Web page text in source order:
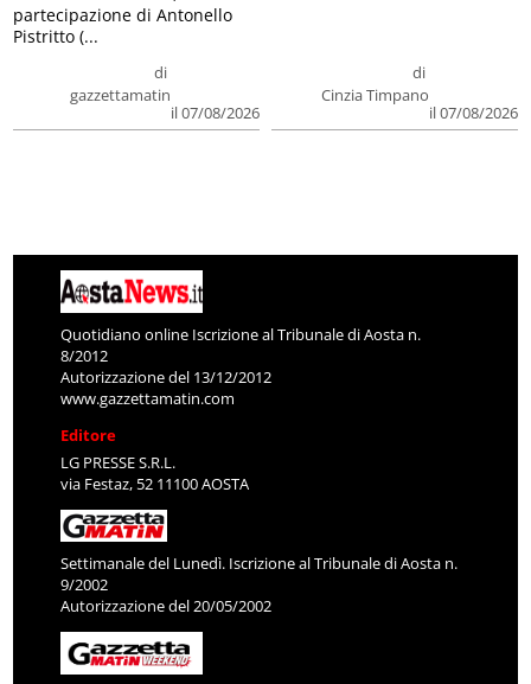
di
gazzettamatin
il 07/08/2026
partecipazione di Antonello
Pistritto (...
di
Cinzia Timpano
il 07/08/2026
Quotidiano online Iscrizione al Tribunale di Aosta n.
8/2012
Autorizzazione del 13/12/2012
www.gazzettamatin.com
Editore
LG PRESSE S.R.L.
via Festaz, 52 11100 AOSTA
Settimanale del Lunedì. Iscrizione al Tribunale di Aosta n.
9/2002
Autorizzazione del 20/05/2002